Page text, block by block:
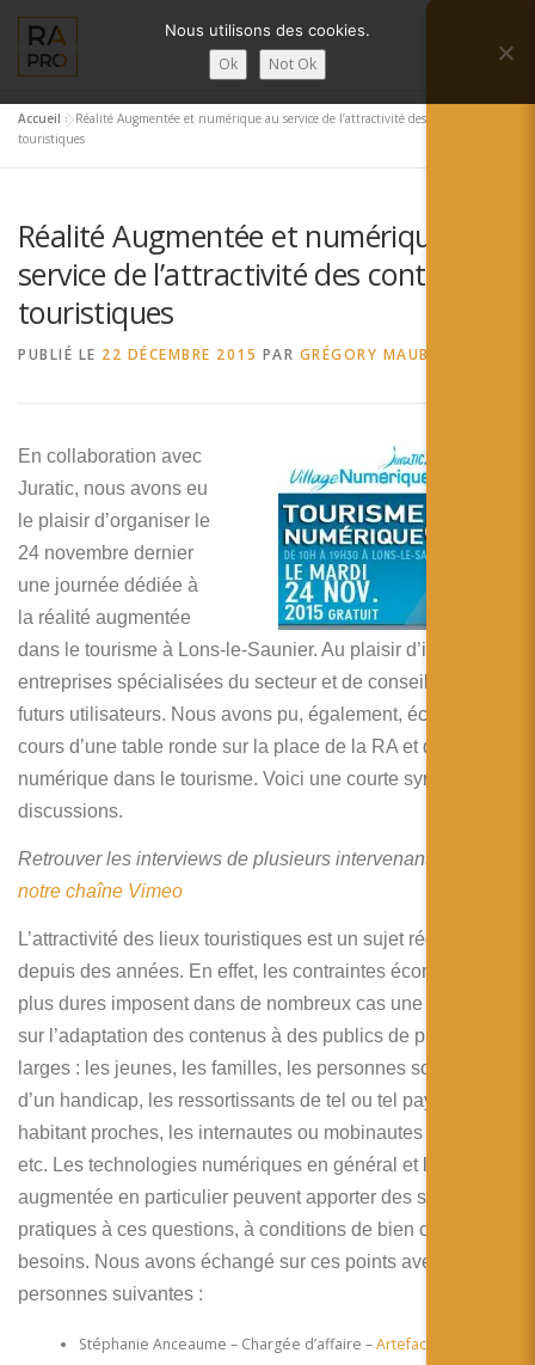
contenu
Menu
LA RÉALITÉ AUGMENTÉE ?
SERVICES RA’PRO ACTUALITÉ DE LA RA
CONTACTS
Español
Accueil »Réalité Augmentée et numérique au service de l’attractivité des contenus
touristiques
Réalité Augmentée et numérique au
service de l’attractivité des contenus
touristiques
PUBLIÉ LE 22 DÉCEMBRE 2015 PAR GRÉGORY MAUBON
En collaboration avec
Juratic, nous avons eu
le plaisir d’organiser le
24 novembre dernier
une journée dédiée à
la réalité augmentée
dans le tourisme à Lons-le-Saunier. Au plaisir d’inviter des
entreprises spécialisées du secteur et de conseiller des
futurs utilisateurs. Nous avons pu, également, échanger au
cours d’une table ronde sur la place de la RA et du
numérique dans le tourisme. Voici une courte synthèse des
discussions.
Retrouver les interviews de plusieurs intervenants
notre chaîne Vimeo
L’attractivité des lieux touristiques est un sujet récurent
depuis des années. En effet, les contraintes économiques
plus dures imposent dans de nombreux cas une réflexion
sur l’adaptation des contenus à des publics de plus en plus
larges : les jeunes, les familles, les personnes souffrant
d’un handicap, les ressortissants de tel ou tel pays, les
habitant proches, les internautes ou mobinautes distants,
etc. Les technologies numériques en général et la réalité
augmentée en particulier peuvent apporter des solutions
pratiques à ces questions, à conditions de bien cibler les
besoins. Nous avons échangé sur ces points avec les
personnes suivantes :
Stéphanie Anceaume – Chargée d’affaire –Artefacto
Nous utilisons des cookies.
Ok Not Ok